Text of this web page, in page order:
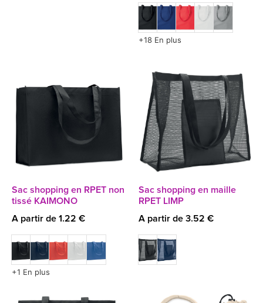
+18 En plus
Sac shopping en RPET non
tissé KAIMONO
A partir de 1.22 €
+1 En plus
Sac shopping en maille
RPET LIMP
A partir de 3.52 €